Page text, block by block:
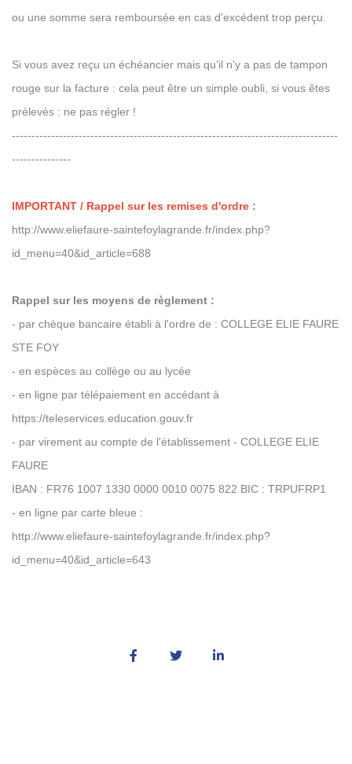
ou une somme sera remboursée en cas d'excédent trop perçu.
Si vous avez reçu un échéancier mais qu’il n’y a pas de tampon
rouge sur la facture : cela peut être un simple oubli, si vous êtes
prélevés : ne pas régler !
-----------------------------------------------------------------------------------
---------------
IMPORTANT / Rappel sur les remises d'ordre :
http://www.eliefaure-saintefoylagrande.fr/index.php?
id_menu=40&id_article=688
Rappel sur les moyens de règlement :
- par chèque bancaire établi à l'ordre de : COLLEGE ELIE FAURE
STE FOY
- en espèces au collège ou au lycée
- en ligne par télépaiement en accédant à
https://teleservices.education.gouv.fr
- par virement au compte de l'établissement - COLLEGE ELIE
FAURE
IBAN : FR76 1007 1330 0000 0010 0075 822 BIC : TRPUFRP1
- en ligne par carte bleue :
http://www.eliefaure-saintefoylagrande.fr/index.php?
id_menu=40&id_article=643